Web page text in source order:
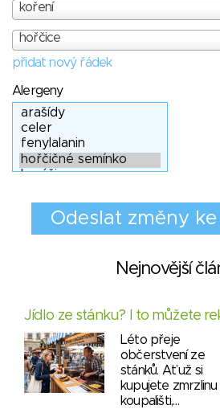
koření
hořčice
přidat nový řádek
Alergeny
Nejnovější
Jídlo ze stánku? I to můžete
Léto přeje
občerstvení ze
stánků. Ať už si
kupujete zmrzlinu
koupališti,…